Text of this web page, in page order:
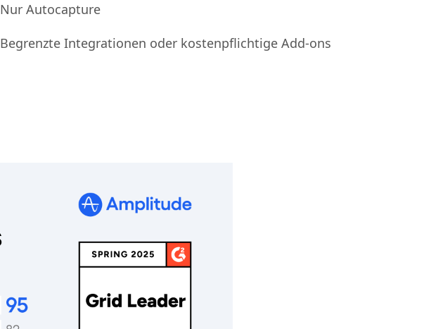
Daten-Governance als nachträglicher Einfall
Nur Autocapture